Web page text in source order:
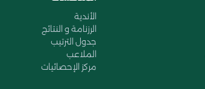
الأندية
الرزنامة و النتائج
جدول الترتيب
الملاعب
مركز الإحصائيات